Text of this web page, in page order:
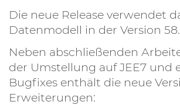
Die neue Release verwendet
Datenmodell in der Version 58.
Neben abschließenden
der Umstellung auf JEE7 und
Bugfixes enthält die neue
Erweiterungen: